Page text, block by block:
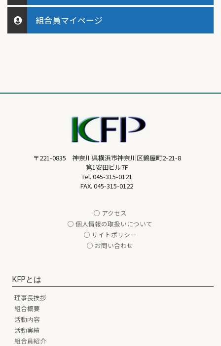
組合員マイページ
〒221-0835 神奈川県横浜市神奈川区鶴屋町2-21-8
第1安田ビル7F
Tel. 045-315-0121
FAX. 045-315-0122
○ アクセス
○ 個人情報の取扱いについて
○ サイトポリシー
○ お問い合わせ
KFPとは
理事長挨拶
組合概要
活動内容
活動実績
組合員紹介